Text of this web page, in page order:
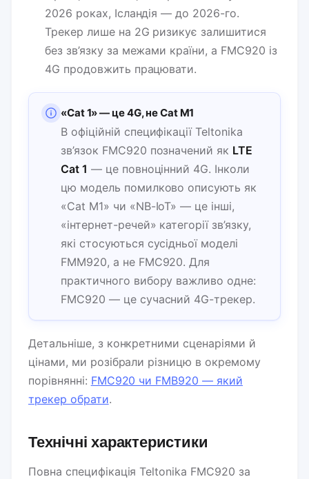
2026 роках, Ісландія — до 2026-го.
Трекер лише на 2G ризикує залишитися
без зв’язку за межами країни, а FMC920 із
4G продовжить працювати.
«Cat 1» — це 4G, не Cat M1
В офіційній специфікації Teltonika
зв’язок FMC920 позначений як LTE
Cat 1 — це повноцінний 4G. Інколи
цю модель помилково описують як
«Cat M1» чи «NB-IoT» — це інші,
«інтернет-речей» категорії зв’язку,
які стосуються сусідньої моделі
FMM920, а не FMC920. Для
практичного вибору важливо одне:
FMC920 — це сучасний 4G-трекер.
Детальніше, з конкретними сценаріями й
цінами, ми розібрали різницю в окремому
порівнянні: FMC920 чи FMB920 — який
трекер обрати.
Технічні характеристики
Повна специфікація Teltonika FMC920 за